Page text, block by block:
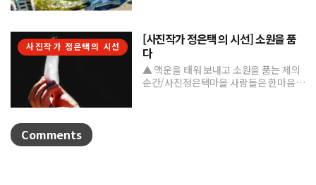
사진작가 정은택의 시선
[사진작가 정은택 의 시선] 소원을 품
다
▲ 액운을 태워 보내고 소원을 품는 제의
순간/사진정은택마을 사람들은 한마음으
Comments